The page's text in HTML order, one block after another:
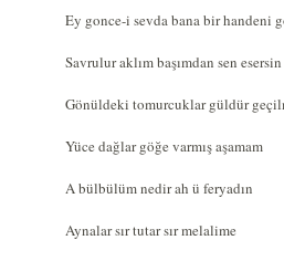
Ey gonce-i sevda bana bir handeni
Savrulur aklım başımdan sen
Gönüldeki tomurcuklar güldür
Yüce dağlar göğe varmış aşamam
A bülbülüm nedir ah ü feryadın
Aynalar sır tutar sır melalime